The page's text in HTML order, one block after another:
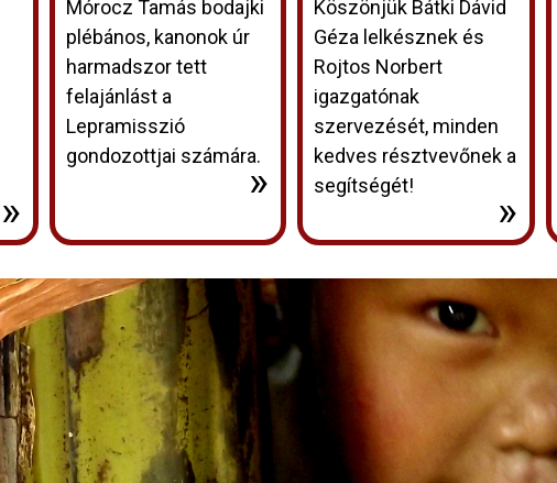
»
Mórocz Tamás bodajki
plébános, kanonok úr
harmadszor tett
felajánlást a
Lepramisszió
gondozottjai számára.
»
Köszönjük Bátki Dávid
Géza lelkésznek és
Rojtos Norbert
igazgatónak
szervezését, minden
kedves résztvevőnek a
segítségét!
»